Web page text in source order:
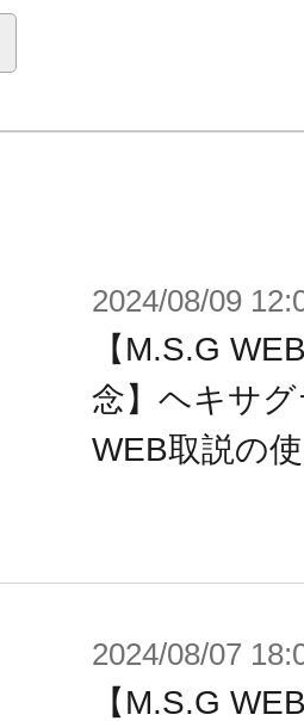
(鞘)は二つに分離
形して銃器として
ーソード ×1
（鞘） ×1
イント ×1
フレームアームズ
2024/08/09
【M.S.G
念】ヘキサ
WEB取説の
2024/08/07
【M.S.G